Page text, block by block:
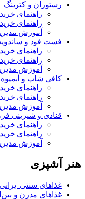
رستوران و کترینگ
راهنمای
راهنمای
آموزش
فست فود و
راهنمای
راهنمای
آموزش
کافی شاپ و آبمیوه
راهنمای
راهنمای
آموزش
قنادی و شیرینی
راهنمای
راهنمای
آموزش
هنر آشپزی
غذاهای سنتی ایرانی
غذاهای مدرن و